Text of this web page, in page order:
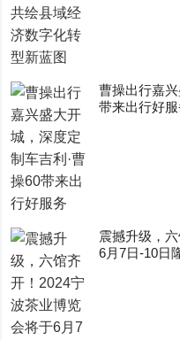
曹操出行嘉
带来出行好服
震撼升级，
6月7日-10日